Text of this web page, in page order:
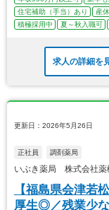
住宅補助（手当）あり
産
積極採用中
夏～秋入職可
求人の詳細を
更新日：2026年5月26日
正社員 調剤薬局
いぶき薬局 株式会社薬
【福島県会津若
厚生◎／残業少